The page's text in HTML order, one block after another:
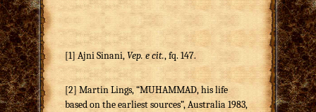
[1]Ajni Sinani,Vep. e cit., fq. 147.
[2]Martin Lings, “MUHAMMAD, his life
based on the earliest sources”, Australia 1983,